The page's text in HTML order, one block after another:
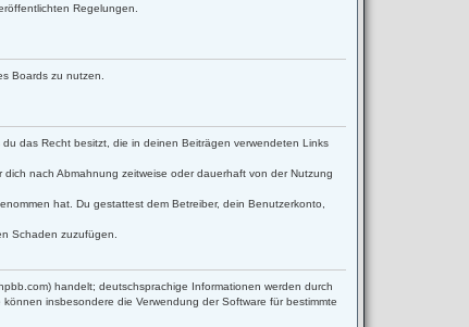
Regelungen.
Boards zu nutzen.
das Recht besitzt, die in deinen Beiträgen verwendeten Links
nach Abmahnung zeitweise oder dauerhaft von der Nutzung
hat. Du gestattest dem Betreiber, dein Benutzerkonto,
Schaden zuzufügen.
handelt; deutschsprachige Informationen werden durch
insbesondere die Verwendung der Software für bestimmte